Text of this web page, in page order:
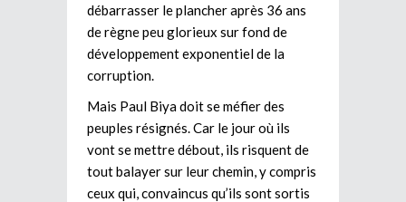
débarrasser le plancher après 36 ans
de règne peu glorieux sur fond de
développement exponentiel de la
corruption.
Mais Paul Biya doit se méfier des
peuples résignés. Car le jour où ils
vont se mettre débout, ils risquent de
tout balayer sur leur chemin, y compris
ceux qui, convaincus qu’ils sont sortis